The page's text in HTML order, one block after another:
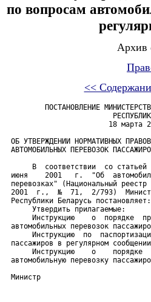
по вопросам
Архив
<<
ПОСТАНОВЛЕНИЕ МИНИСТЕРСТВА ТРАНСПОРТА И КОММУНИКАЦИЙ
                        РЕСПУБЛИКИ БЕЛАРУСЬ
                       18 марта 2003 г. № 14

ОБ УТВЕРЖДЕНИИ НОРМАТИВНЫХ ПРАВОВЫХ АКТОВ ПО ВОПРОСАМ
АВТОМОБИЛЬНЫХ ПЕРЕВОЗОК ПАССАЖИРОВ В РЕГУЛЯРНОМ СООБЩЕНИИ

     В  соответствии  со статьей 15 Закона Республики Беларусь от 21
июня    2001   г.  "Об  автомобильном  транспорте  и   автомобильных
перевозках" (Национальный реестр правовых актов Республики Беларусь,
2001  г.,  №  71,  2/793)  Министерство  транспорта  и  коммуникаций
Республики Беларусь постановляет:
     Утвердить прилагаемые:
     Инструкцию    о  порядке  проведения  конкурса  на   выполнение
автомобильных перевозок пассажиров в регулярном сообщении;
     Инструкцию  по  паспортизации маршрутов автомобильных перевозок
пассажиров в регулярном сообщении;
     Инструкцию    о    порядке  заполнения  паспорта  маршрута   на
автомобильную перевозку пассажиров в регулярном сообщении.

Министр                                                  М.И.БОРОВОЙ

                                             УТВЕРЖДЕНО
                                             Постановление
                                             Министерства транспорта
                                             и коммуникаций
                                             Республики Беларусь
                                             18.03.2003 № 14

                             ИНСТРУКЦИЯ
     о порядке проведения конкурса на выполнение автомобильных
            перевозок пассажиров в регулярном сообщении

                              Глава 1
                          ОБЩИЕ ПОЛОЖЕНИЯ

     1. Положение  о  порядке  проведения  конкурса  на   выполнение
автомобильных  перевозок  пассажиров в регулярном сообщении (далее -
Положение)  разработано в соответствии с Законом Республики Беларусь
от  21  июня  2001  г.  "Об автомобильном транспорте и автомобильных
перевозках" (Национальный реестр правовых актов Республики Беларусь,
2001  г.,  № 71,  2/793)  и постановлением Министерства транспорта и
коммуникаций  Республики  Беларусь  от  22  июля  2002  г.  № 23 "Об
утверждении  Правил  автомобильных перевозок пассажиров в Республике
Беларусь"  (Национальный  реестр правовых актов Республики Беларусь,
2002  г.,  №  109,  8/8557)  и  определяет  порядок  организации   и
проведения    конкурса    на   выполнение  городских,   пригородных,
междугородных  и  международных автомобильных перевозок пассажиров в
регулярном сообщении.
     2. Конкурс  организуется  заказчиком  с  целью  выбора наиболее
квалифицированных    перевозчиков    на   обслуживание   регулярного
автобусного маршрута.
     3. Заказчик  может  проводить  как  открытые  конкурсы,  так  и
закрытые.
     Закрытый    конкурс   проводится  при  необходимости   принятия
оперативного решения по обслуживанию регулярного маршрута.
     Решение о способе проведения конкурса принимает заказчик.
     4. К  участию  в  конкурсе  не  допускаются  юридические лица и
индивидуальные предприниматели:
     признанные судом экономически несостоятельными (банкротами);
     в  отношении которых находятся на любом этапе рассмотрения дела
об экономической несостоятельности (банкротстве);
     находящиеся на стадии ликвидации или реорганизации (юридические
лица),     либо    прекращения    деятельности       (индивидуальные
предприниматели);
     подавшие   для  участия  в  конкурсе  неправильно   оформленные
документы или представившие ложную информацию.

                              Глава 2
                  ПОДГОТОВКА К ПРОВЕДЕНИЮ КОНКУРСА

     5. Для  подготовки  к  проведению  конкурса  заказчик   создает
конкурсную комиссию.
     6. Персональный    состав    конкурсной   комиссии   утверждает
заказчик.
     7. В  случае  необходимости присутствия на заседании конкурсной
комиссии  перевозчика  секретарем конкурсной комиссии ему высылается
приглашение не позднее чем за пять дней до начала конкурса.

                              Глава 3
                ПРЕДСТАВЛЕНИЕ ДОКУМЕНТОВ НА КОНКУРС

     8. Для  участия  в  конкурсе перевозчик направляет в конкурсную
комиссию следующие документы:
     анкету по форме согласно приложению 1;
     заявление  на  участие  в конкурсе по форме согласно приложению
2;
     копию    лицензии    на   выполнение  автомобильных   перевозок
пассажиров;
     справку    государственных  налоговых  органов  об   отсутствии
задолженности по налогам, сборам и другим обязательным платежам;
     документ, подтверждающий внесение платы за участие в конкурсе.
     9. Размер    платы   за  участие  в  конкурсе   устанавливается
заказчиком.
     10. Документы,  представленные  после установленного конкурсной
комиссией срока, не рассматриваются.
     11. Юридическое    лицо  или  индивидуальный   предприниматель,
которому  требуются  разъяснения  по  условиям  проведения конкурса,
может обратиться к секретарю конкурсной комиссии за разъяснениями.
     Разъяснения  могут  быть  даны как в устной, так и в письменной
форме.
     12. Информация    по  условиям  конкурса  должна   одновременно
доводиться до всех перевозчиков.
     13. Представленные   на  конкурс  документы  регистрируются   в
соответствующем журнале.

                              Глава 4
                 ПРЕДВАРИТЕЛЬНЫЙ ОТБОР ПЕРЕВОЗЧИКОВ

     14. В  случае,  если  на  обслуживание  одного